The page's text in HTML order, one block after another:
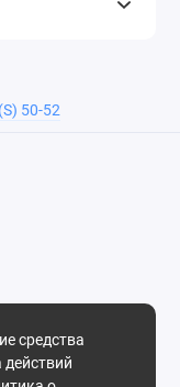
50-52
средства
действий